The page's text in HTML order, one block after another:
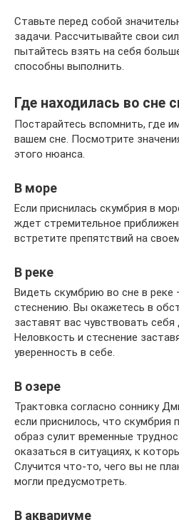
Ставьте перед собой
задачи. Рассчитывайте свои
пытайтесь взять на себя
способны выполнить.
Где находилась во сне
Постарайтесь вспомнить, где
вашем сне. Посмотрите
этого нюанса.
В море
Если приснилась скумбрия в
ждет стремительное
встретите препятствий на
В реке
Видеть скумбрию во сне в реке
стеснению. Вы окажетесь в
заставят вас чувствовать
Неловкость и стеснение
уверенность в себе.
В озере
Трактовка согласно соннику
если приснилось, что скумбрия
образ сулит временные
оказаться в ситуациях, к
Случится что-то, чего вы не
могли предусмотреть.
В аквариуме